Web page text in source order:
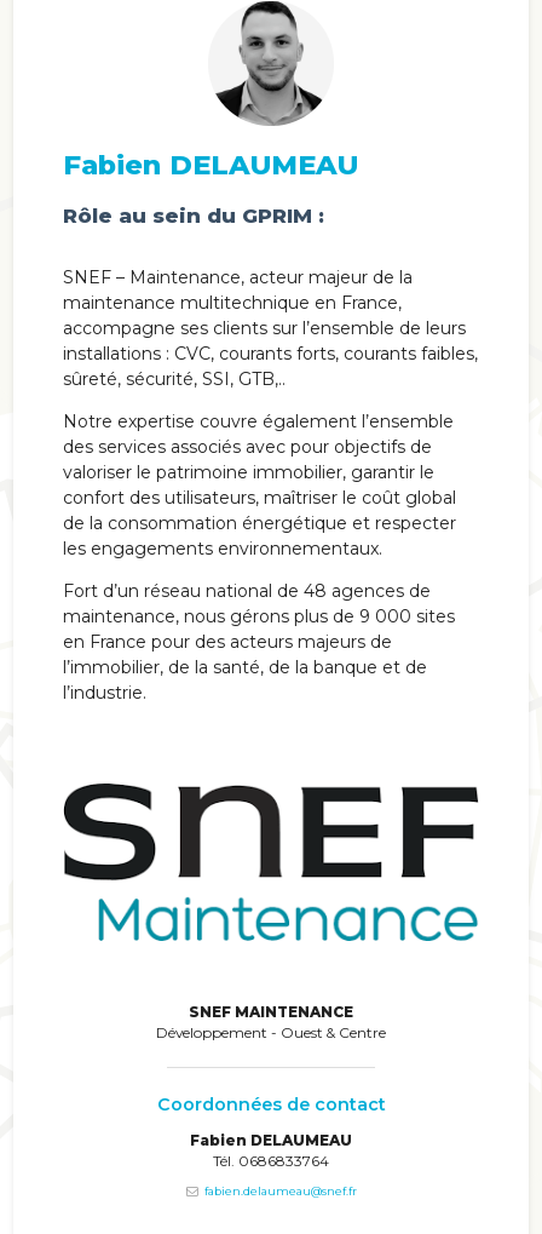
Fabien DELAUMEAU
Rôle au sein du GPRIM :
SNEF – Maintenance, acteur majeur de la
maintenance multitechnique en France,
accompagne ses clients sur l’ensemble de leurs
installations : CVC, courants forts, courants faibles,
sûreté, sécurité, SSI, GTB,..
Notre expertise couvre également l’ensemble
des services associés avec pour objectifs de
valoriser le patrimoine immobilier, garantir le
confort des utilisateurs, maîtriser le coût global
de la consommation énergétique et respecter
les engagements environnementaux.
Fort d’un réseau national de 48 agences de
maintenance, nous gérons plus de 9 000 sites
en France pour des acteurs majeurs de
l’immobilier, de la santé, de la banque et de
l’industrie.
SNEF MAINTENANCE
Développement - Ouest & Centre
Coordonnées de contact
Fabien DELAUMEAU
Tél. 0686833764
fabien.delaumeau@snef.fr